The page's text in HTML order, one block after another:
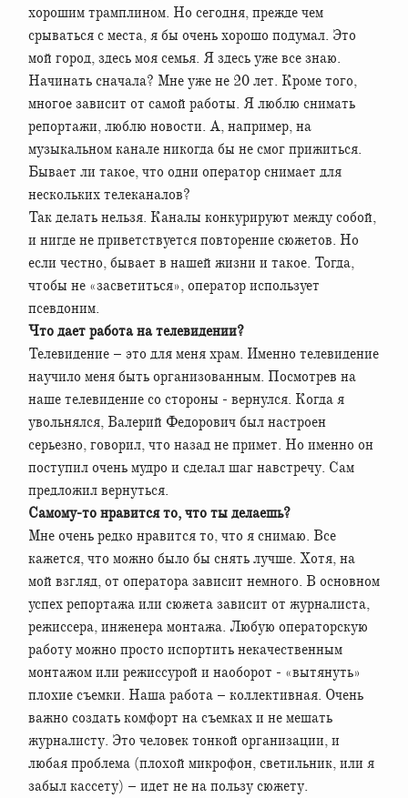
хорошим трамплином. Но сегодня, прежде чем
срываться с места, я бы очень хорошо подумал. Это
мой город, здесь моя семья. Я здесь уже все знаю.
Начинать сначала? Мне уже не 20 лет. Кроме того,
многое зависит от самой работы. Я люблю снимать
репортажи, люблю новости. А, например, на
музыкальном канале никогда бы не смог прижиться.
Бывает ли такое, что одни оператор снимает для
нескольких телеканалов?
Так делать нельзя. Каналы конкурируют между собой,
и нигде не приветствуется повторение сюжетов. Но
если честно, бывает в нашей жизни и такое. Тогда,
чтобы не «засветиться», оператор использует
псевдоним.
Что дает работа на телевидении?
Телевидение – это для меня храм. Именно телевидение
научило меня быть организованным. Посмотрев на
наше телевидение со стороны - вернулся. Когда я
увольнялся, Валерий Федорович был настроен
серьезно, говорил, что назад не примет. Но именно он
поступил очень мудро и сделал шаг навстречу. Сам
предложил вернуться.
Самому-то нравится то, что ты делаешь?
Мне очень редко нравится то, что я снимаю. Все
кажется, что можно было бы снять лучше. Хотя, на
мой взгляд, от оператора зависит немного. В основном
успех репортажа или сюжета зависит от журналиста,
режиссера, инженера монтажа. Любую операторскую
работу можно просто испортить некачественным
монтажом или режиссурой и наоборот - «вытянуть»
плохие съемки. Наша работа – коллективная. Очень
важно создать комфорт на съемках и не мешать
журналисту. Это человек тонкой организации, и
любая проблема (плохой микрофон, светильник, или я
забыл кассету) – идет не на пользу сюжету.